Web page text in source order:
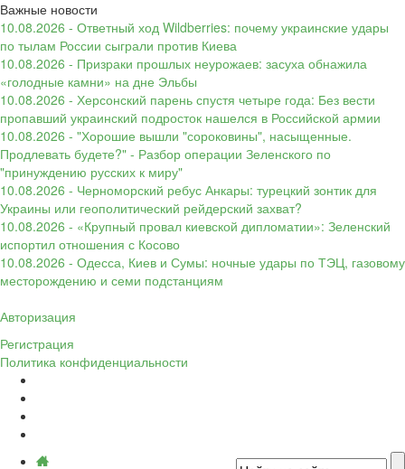
Важные новости
10.08.2026 - Ответный ход Wildberries: почему украинские удары
по тылам России сыграли против Киева
10.08.2026 - Призраки прошлых неурожаев: засуха обнажила
«голодные камни» на дне Эльбы
10.08.2026 - Херсонский парень спустя четыре года: Без вести
пропавший украинский подросток нашелся в Российской армии
10.08.2026 - "Хорошие вышли "сороковины", насыщенные.
Продлевать будете?" - Разбор операции Зеленского по
"принуждению русских к миру"
10.08.2026 - Черноморский ребус Анкары: турецкий зонтик для
Украины или геополитический рейдерский захват?
10.08.2026 - «Крупный провал киевской дипломатии»: Зеленский
испортил отношения с Косово
10.08.2026 - Одесса, Киев и Сумы: ночные удары по ТЭЦ, газовому
месторождению и семи подстанциям
Авторизация
Регистрация
Политика конфиденциальности